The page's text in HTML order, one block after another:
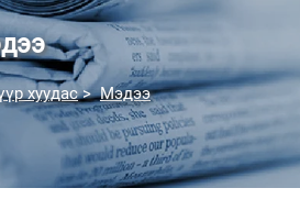
хуудас>Мэдээ